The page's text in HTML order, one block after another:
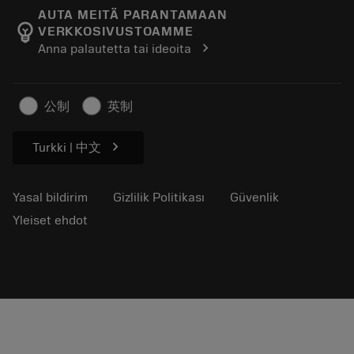
Siparişinizi takip edin
Fiyat teklifi oluşturun
Manufacturing Wellness
Kariyer
Sürdürülebilir iş modeli
Basın için
emoji_objects
AUTA MEITÄ PARANTAMAAN
VERKKOSIVUSTOAMME
Anna palautetta tai ideoita
chevron_right
公制 英制
Turkki | 中文 chevron_right
Yasal bildirim Gizlilik Politikası
Güvenlik
Yleiset ehdot